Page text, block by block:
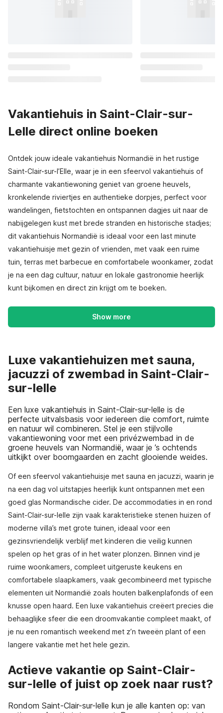
Vakantiehuis in Saint-Clair-sur-
Lelle direct online boeken
Ontdek jouw ideale vakantiehuis Normandië in het rustige
Saint-Clair-sur-l’Elle, waar je in een sfeervol vakantiehuis of
charmante vakantiewoning geniet van groene heuvels,
kronkelende riviertjes en authentieke dorpjes, perfect voor
wandelingen, fietstochten en ontspannen dagjes uit naar de
nabijgelegen kust met brede stranden en historische stadjes;
dit vakantiehuis Normandië is ideaal voor een last minute
vakantiehuisje met gezin of vrienden, met vaak een ruime
tuin, terras met barbecue en comfortabele woonkamer, zodat
je na een dag cultuur, natuur en lokale gastronomie heerlijk
kunt bijkomen en direct zin krijgt om te boeken.
Show more
Luxe vakantiehuizen met sauna,
jacuzzi of zwembad in Saint-Clair-
sur-lelle
Een luxe vakantiehuis in Saint-Clair-sur-lelle is de
perfecte uitvalsbasis voor iedereen die comfort, ruimte
en natuur wil combineren. Stel je een stijlvolle
vakantiewoning voor met een privézwembad in de
groene heuvels van Normandië, waar je ’s ochtends
uitkijkt over boomgaarden en zacht glooiende weides.
Of een sfeervol vakantiehuisje met sauna en jacuzzi, waarin je
na een dag vol uitstapjes heerlijk kunt ontspannen met een
goed glas Normandische cider. De accommodaties in en rond
Saint-Clair-sur-lelle zijn vaak karakteristieke stenen huizen of
moderne villa’s met grote tuinen, ideaal voor een
gezinsvriendelijk verblijf met kinderen die veilig kunnen
spelen op het gras of in het water plonzen. Binnen vind je
ruime woonkamers, compleet uitgeruste keukens en
comfortabele slaapkamers, vaak gecombineerd met typische
elementen uit Normandië zoals houten balkenplafonds of een
knusse open haard. Een luxe vakantiehuis creëert precies die
behaaglijke sfeer die een droomvakantie compleet maakt, of
je nu een romantisch weekend met z’n tweeën plant of een
langere vakantie met het hele gezin.
Actieve vakantie op Saint-Clair-
sur-lelle of juist op zoek naar rust?
Rondom Saint-Clair-sur-lelle kun je alle kanten op: van